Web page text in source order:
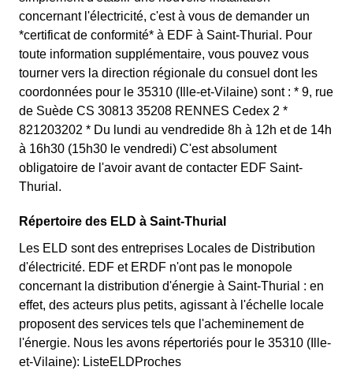
concernant l'électricité, c'est à vous de demander un
*certificat de conformité* à EDF à Saint-Thurial. Pour
toute information supplémentaire, vous pouvez vous
tourner vers la direction régionale du consuel dont les
coordonnées pour le 35310 (Ille-et-Vilaine) sont : * 9, rue
de Suède CS 30813 35208 RENNES Cedex 2 *
821203202 * Du lundi au vendredide 8h à 12h et de 14h
à 16h30 (15h30 le vendredi) C'est absolument
obligatoire de l'avoir avant de contacter EDF Saint-
Thurial.
Répertoire des ELD à Saint-Thurial
Les ELD sont des entreprises Locales de Distribution
d'électricité. EDF et ERDF n'ont pas le monopole
concernant la distribution d'énergie à Saint-Thurial : en
effet, des acteurs plus petits, agissant à l'échelle locale
proposent des services tels que l'acheminement de
l'énergie. Nous les avons répertoriés pour le 35310 (Ille-
et-Vilaine): ListeELDProches